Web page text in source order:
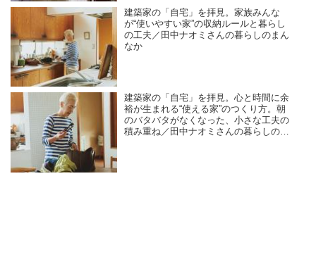
建築家の「自宅」を拝見。家族みんな
が“使いやすい家”の収納ルールと暮らし
の工夫／田中ナオミさんの暮らしのまん
なか
建築家の「自宅」を拝見。心と時間に余
裕が生まれる“使える家”のつくり方。朝
のバタバタがなくなった、小さな工夫の
積み重ね／田中ナオミさんの暮らしのま